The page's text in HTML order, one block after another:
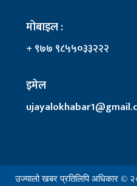
मोबाइल :
+ ९७७ ९८५५०३३२२२
इमेल
उज्यालो खबर प्रतिलिपि अधिकार ©